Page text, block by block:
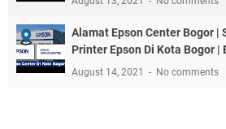
Alamat Epson Center Bogor |
Printer Epson Di Kota Bogor |
August 14, 2021 No comments